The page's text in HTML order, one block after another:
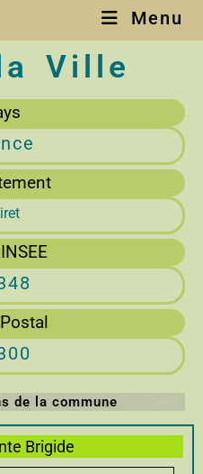
Menu
Ville
de la commune
Brigide